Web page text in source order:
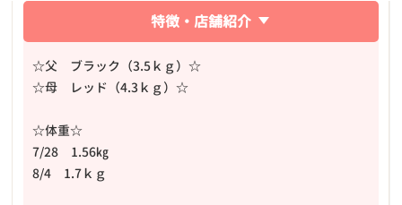
特徴・店舗紹介
☆父 ブラック（3.5ｋｇ）☆
☆母 レッド（4.3ｋｇ）☆
☆体重☆
7/28 1.56㎏
8/4 1.7ｋｇ